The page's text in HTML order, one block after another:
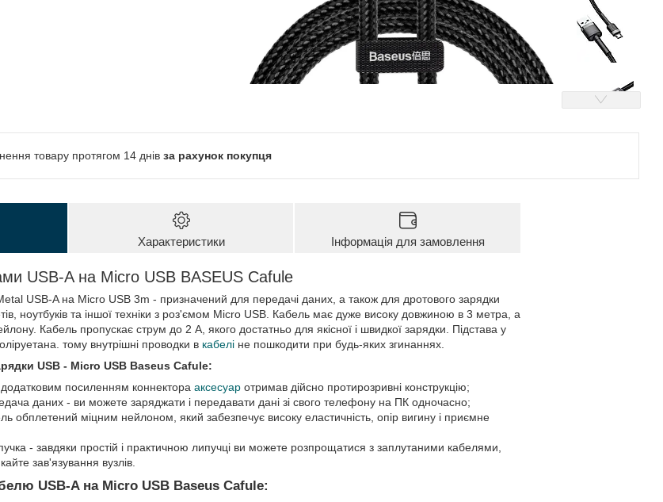
товару протягом 14 днів за рахунок покупця
Характеристики Інформація для замовлення
USB-A на Micro USB BASEUS Сafule
USB-A на Micro USB 3m - призначений для передачі даних, а також для дротового зарядки
ноутбуків та іншої техніки з роз'ємом Micro USB. Кабель має дуже високу довжиною в 3 метра, а
Кабель пропускає струм до 2 А, якого достатньо для якісної і швидкої зарядки. Підстава у
тому внутрішні проводки в кабелі не пошкодити при будь-яких згинаннях.
USB - Micro USB Baseus Cafule:
посиленням коннектора аксесуар отримав дійсно протирозривні конструкцію;
даних - ви можете заряджати і передавати дані зі свого телефону на ПК одночасно;
обплетений міцним нейлоном, який забезпечує високу еластичність, опір вигину і приємне
- завдяки простій і практичною липучці ви можете розпрощатися з заплутаними кабелями,
зав'язування вузлів.
USB-A на Micro USB Baseus Cafule: